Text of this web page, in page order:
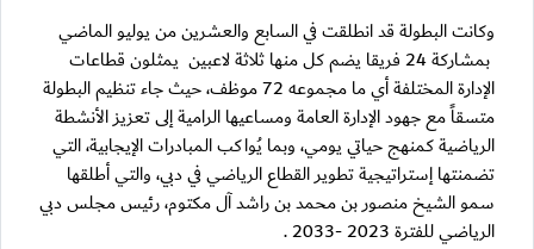
وكانت البطولة قد انطلقت في السابع والعشرين من يوليو الماضي
بمشاركة 24 فريقا يضم كل منها ثلاثة لاعبين يمثلون قطاعات
الإدارة المختلفة أي ما مجموعه 72 موظف، حيث جاء تنظيم البطولة
متسقاً مع جهود الإدارة العامة ومساعيها الرامية إلى تعزيز الأنشطة
الرياضية كمنهج حياتي يومي، وبما يُواكب المبادرات الإيجابية، التي
تضمنتها إستراتيجية تطوير القطاع الرياضي في دبي، والتي أطلقها
سمو الشيخ منصور بن محمد بن راشد آل مكتوم، رئيس مجلس دبي
الرياضي للفترة 2023 -2033 .